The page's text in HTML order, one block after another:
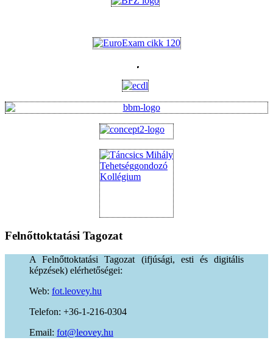
Felnőttoktatási Tagozat
A Felnőttoktatási Tagozat (ifjúsági, esti és digitális
képzések) elérhetőségei:
Web: fot.leovey.hu
Telefon: +36-1-216-0304
Email:
uh.yevoel@t
of